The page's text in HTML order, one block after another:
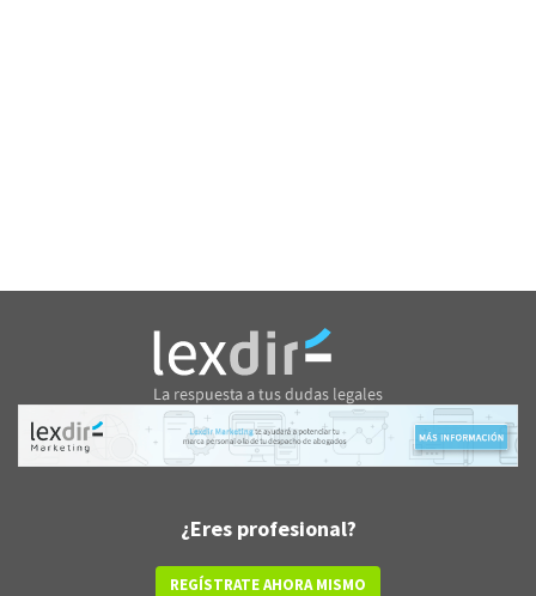
¿Eres profesional?
REGÍSTRATE AHORA MISMO